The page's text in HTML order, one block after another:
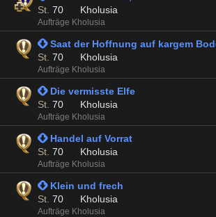
St. 70 Kholusia
Aufträge Kholusia
 Saat der Hoffnung auf kargem
St. 70 Kholusia
Aufträge Kholusia
 Die vermisste Elfe
St. 70 Kholusia
Aufträge Kholusia
 Handel auf Vorrat
St. 70 Kholusia
Aufträge Kholusia
 Klein und frech
St. 70 Kholusia
Aufträge Kholusia